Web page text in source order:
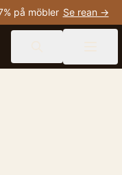
på möbler Se rean →